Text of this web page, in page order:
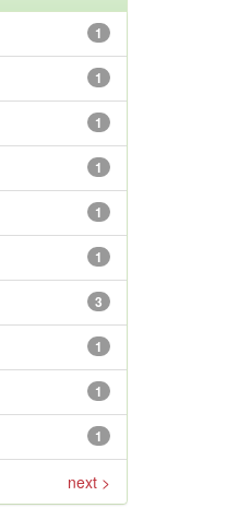
1
1
1
1
1
1
3
1
1
1
next >